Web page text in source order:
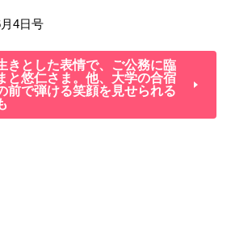
4日号
きとした表情で、ご公務に臨
と悠仁さま。他、大学の合宿
前で弾ける笑顔を見せられる